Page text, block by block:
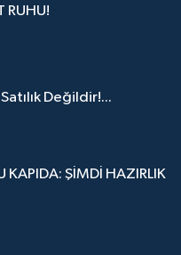
RUHU!
Değildir!...
KAPIDA: ŞİMDİ HAZIRLIK